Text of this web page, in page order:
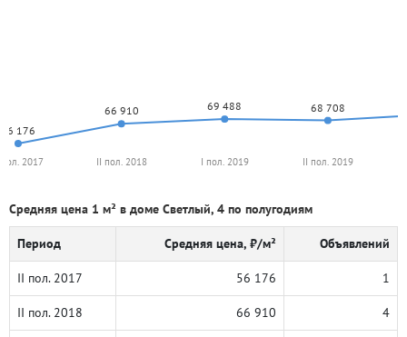
56 176
66 910 69 488 68 708
2017 II пол. 2018 I пол. 2019 II пол. 2019
Средняя цена 1 м² в доме Светлый, 4 по полугодиям
Период Средняя цена, ₽/м² Объявлений
II пол. 2017 56 176 1
II пол. 2018 66 910 4